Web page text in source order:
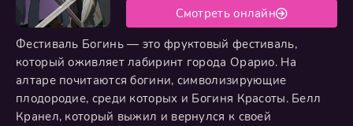
Фестиваль Богинь — это фруктовый фестиваль,
который оживляет лабиринт города Орарио. На
алтаре почитаются богини, символизирующие
плодородие, среди которых и Богиня Красоты. Белл
Кранел, который выжил и вернулся к своей
Смотреть онлайн